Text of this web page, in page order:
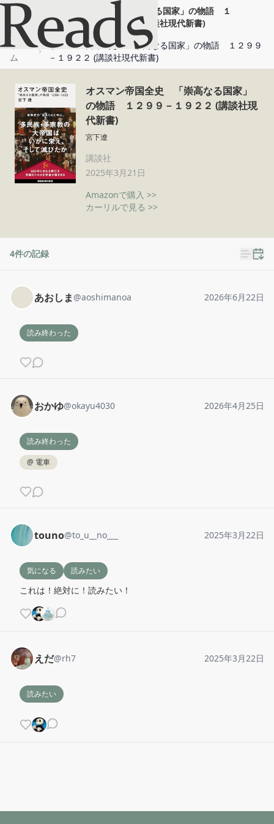
オスマン帝国全史 「崇高なる国家」の物語 １
２９９－１９２２ (講談社現代新書)
ホー
ム
オスマン帝国全史 「崇高なる国家」の物語 １２９９
－１９２２ (講談社現代新書)
オスマン帝国全史 「崇高なる国家」
の物語 １２９９－１９２２ (講談社現
代新書)
宮下遼
講談社
2025年3月21日
Amazonで購入 >>
カーリルで見る >>
4件の記録
あおしま@aoshimanoa 2026年6月22日
読み終わった
おかゆ@okayu4030 2026年4月25日
読み終わった
@ 電車
touno@to_u__no___ 2025年3月22日
気になる 読みたい
これは！絶対に！読みたい！
えだ@rh7 2025年3月22日
読みたい